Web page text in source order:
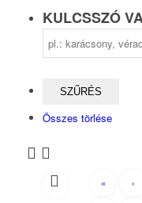
KULCSSZÓ
Összes törlése
« ‹